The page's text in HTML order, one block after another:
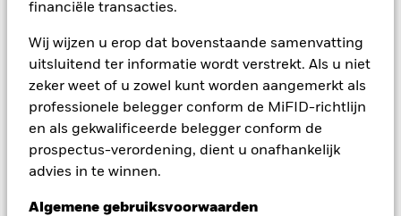
financiële transacties.
Wij wijzen u erop dat bovenstaande samenvatting
uitsluitend ter informatie wordt verstrekt. Als u niet
zeker weet of u zowel kunt worden aangemerkt als
professionele belegger conform de MiFID-richtlijn
en als gekwalificeerde belegger conform de
prospectus-verordening, dient u onafhankelijk
advies in te winnen.
Algemene gebruiksvoorwaarden
aandelenklassen met valutahedging op aanvraag
In de mate waarin het Fonds effecten uitleent om zijn kosten
verbonden inkomsten en komen de resterende 37,5% ten
goede aan BlackRock als effectenuitleenagent. Aangezien de
verdeling van opbrengsten uit effectenleningen de
exploitatiekosten van het Fonds niet verhoogt, is deze niet in
de lopende kosten opgenomen.